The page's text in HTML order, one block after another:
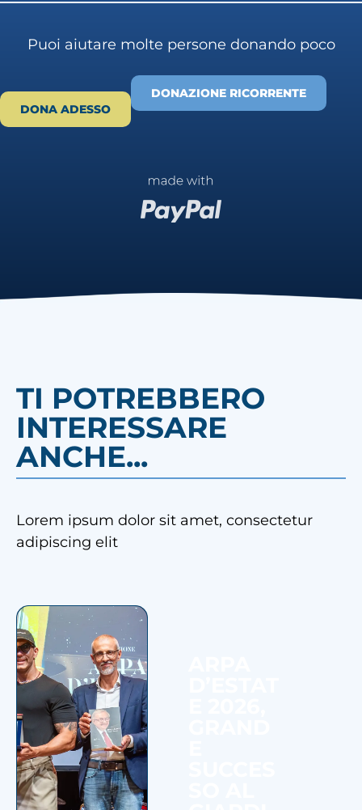
Puoi aiutare molte persone donando poco
DONA ADESSO
DONAZIONE RICORRENTE
TI POTREBBERO
INTERESSARE
ANCHE...
Lorem ipsum dolor sit amet, consectetur
adipiscing elit